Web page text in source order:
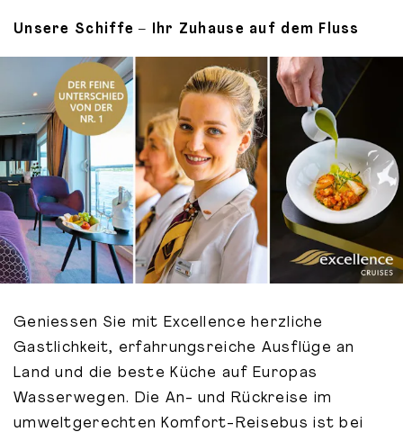
Unsere Schiffe – Ihr Zuhause auf dem Fluss
Geniessen Sie mit Excellence herzliche
Gastlichkeit, erfahrungsreiche Ausflüge an
Land und die beste Küche auf Europas
Wasserwegen. Die An- und Rückreise im
umweltgerechten Komfort-Reisebus ist bei